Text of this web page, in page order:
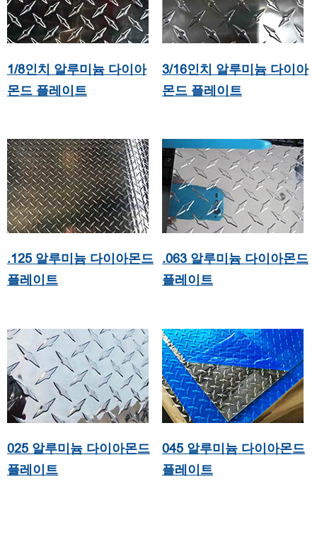
1/8인치 알루미늄 다이아
몬드 플레이트
3/16인치 알루미늄 다이아
몬드 플레이트
.125 알루미늄 다이아몬드
플레이트
.063 알루미늄 다이아몬드
플레이트
025 알루미늄 다이아몬드
플레이트
045 알루미늄 다이아몬드
플레이트